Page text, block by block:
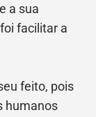
a sua
facilitar a
feito, pois
humanos